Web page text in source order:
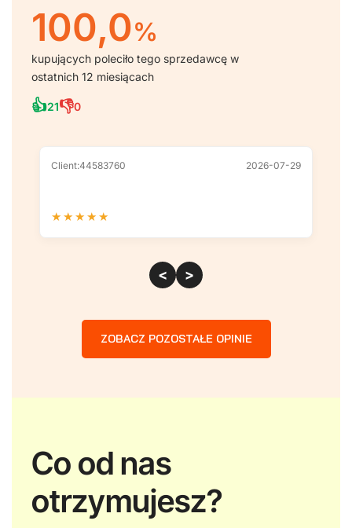
100,0%
kupujących poleciło tego sprzedawcę w
ostatnich 12 miesiącach
👍21👎0
Client:44583760 2026-07-29
★ ★ ★ ★ ★
< >
ZOBACZ POZOSTAŁE OPINIE
Co od nas
otrzymujesz?